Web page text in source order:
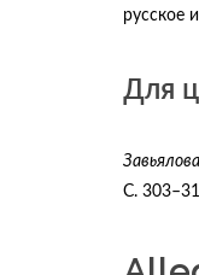
русское
Для
С.